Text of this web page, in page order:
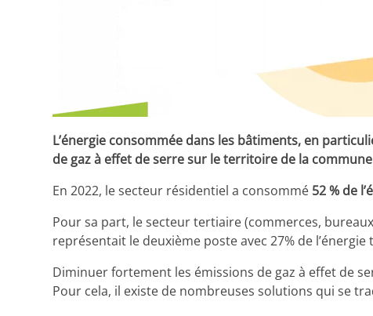
L’énergie consommée dans les bâtiments, en
de gaz à effet de serre sur le territoire de la
En 2022, le secteur résidentiel a consommé 52 % de
Pour sa part, le secteur tertiaire (commerces,
représentait le deuxième poste avec 27% de
Diminuer fortement les émissions de gaz à effet de
Pour cela, il existe de nombreuses solutions qui se